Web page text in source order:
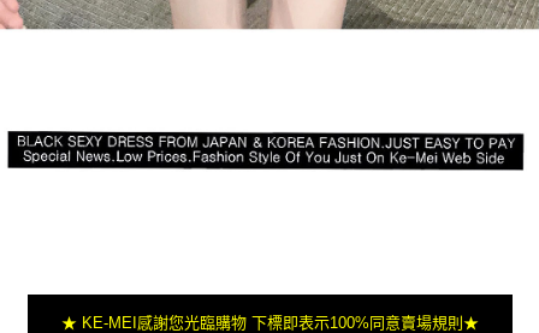
★ KE-MEI感謝您光臨購物 下標即表示100%同意賣場規則★